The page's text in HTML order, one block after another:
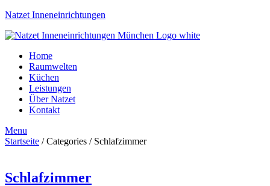
Natzet Inneneinrichtungen
Home
Raumwelten
Küchen
Leistungen
Über Natzet
Kontakt
Menu
Startseite / Categories / Schlafzimmer
Schlafzimmer